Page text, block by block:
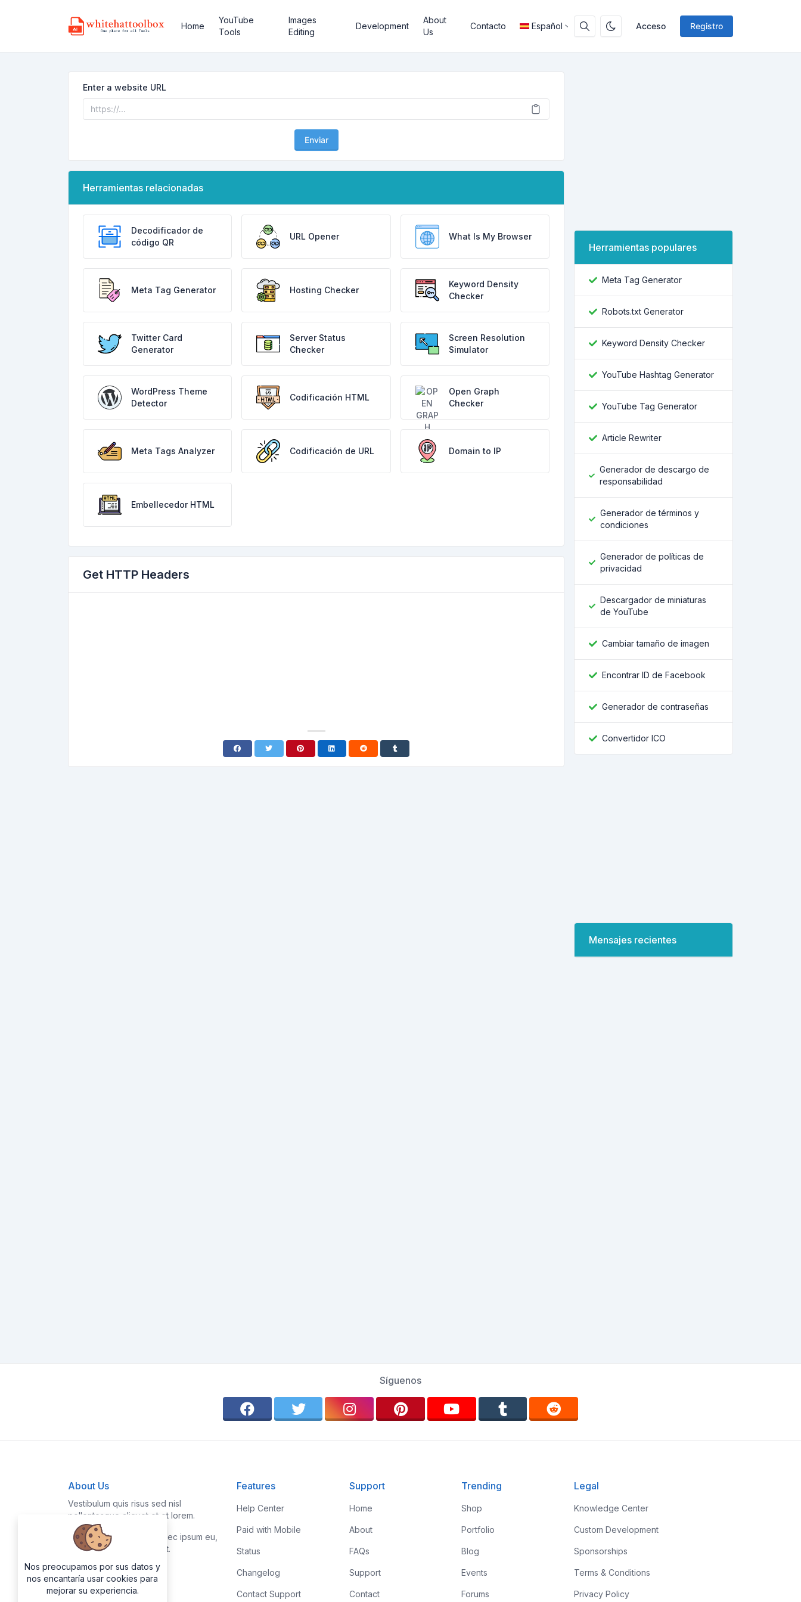
Acceso Registro
Home
YouTube
Tools
Images
Editing
Development
About
Us
Contacto Español
Enter a website URL
Enviar
Herramientas relacionadas
Decodificador de
código QR
URL Opener What Is My Browser
Meta Tag Generator Hosting Checker
Keyword Density
Checker
Twitter Card
Generator
Server Status
Checker
Screen Resolution
Simulator
WordPress Theme
Detector
Codificación HTML
Open Graph
Checker
Meta Tags Analyzer Codificación de URL Domain to IP
Embellecedor HTML
Get HTTP Headers
Herramientas populares
Meta Tag Generator
Robots.txt Generator
Keyword Density Checker
YouTube Hashtag Generator
YouTube Tag Generator
Article Rewriter
Generador de descargo de
responsabilidad
Generador de términos y
condiciones
Generador de políticas de
privacidad
Descargador de miniaturas
de YouTube
Cambiar tamaño de imagen
Encontrar ID de Facebook
Generador de contraseñas
Convertidor ICO
Mensajes recientes
Síguenos
About Us
Vestibulum quis risus sed nisl
pellentesque aliquet et et lorem.
Fusce nibh nisl, gravida nec ipsum eu,
feugiat condimentum velit.
Features
Help Center
Paid with Mobile
Status
Changelog
Contact Support
Support
Home
About
FAQs
Support
Contact
Trending
Shop
Portfolio
Blog
Events
Forums
Legal
Knowledge Center
Custom Development
Sponsorships
Terms & Conditions
Privacy Policy
Nos preocupamos por sus datos y
nos encantaría usar cookies para
mejorar su experiencia.